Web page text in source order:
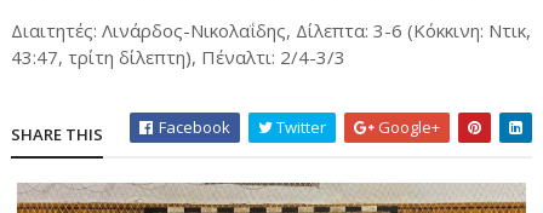
Διαιτητές: Λινάρδος-Νικολαΐδης, Δίλεπτα: 3-6 (Kόκκινη: Ντικ,
43:47, τρίτη δίλεπτη), Πέναλτι: 2/4-3/3
SHARE THIS Facebook Twitter Google+